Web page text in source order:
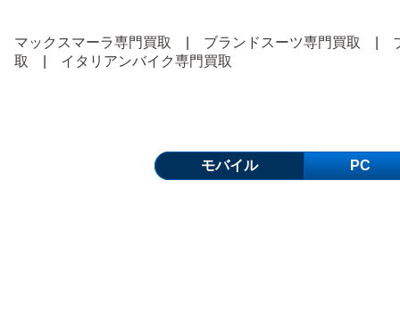
マックスマーラ専門買取 ブランドスーツ専門買取
取
イタリアンバイク専門買取
モバイル PC